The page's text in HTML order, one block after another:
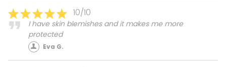
10/10
I have skin blemishes and it makes me more
protected
Eva G.